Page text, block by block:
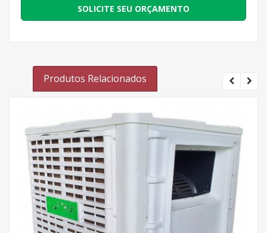
SOLICITE SEU ORÇAMENTO
Produtos Relacionados